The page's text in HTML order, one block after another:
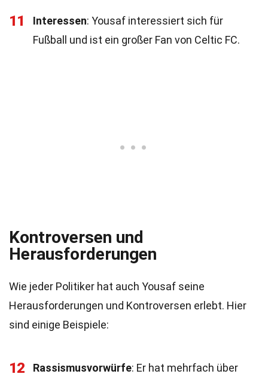
11 Interessen: Yousaf interessiert sich für
Fußball und ist ein großer Fan von Celtic FC.
Kontroversen und
Herausforderungen
Wie jeder Politiker hat auch Yousaf seine
Herausforderungen und Kontroversen erlebt. Hier
sind einige Beispiele:
12 Rassismusvorwürfe: Er hat mehrfach über